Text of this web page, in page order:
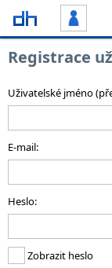
Registrace
Uživatelské jméno
E-mail:
Heslo:
Zobrazit heslo